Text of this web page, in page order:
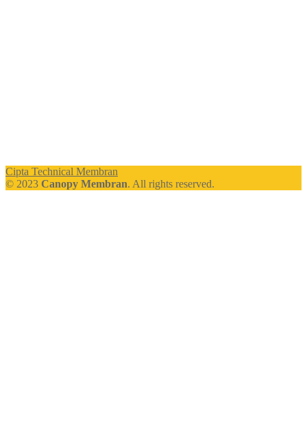
Cipta Technical Membran
© 2023 Canopy Membran. All rights reserved.